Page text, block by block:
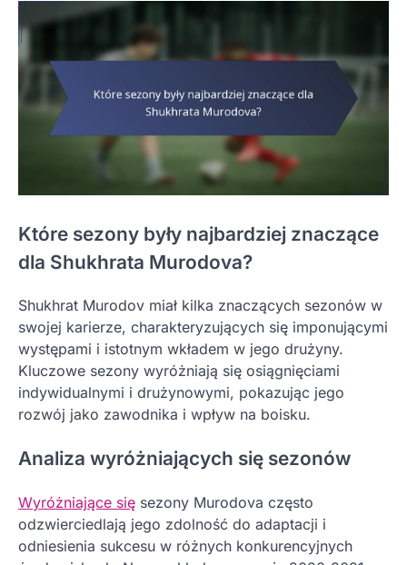
Które sezony były najbardziej znaczące
dla Shukhrata Murodova?
Shukhrat Murodov miał kilka znaczących sezonów w
swojej karierze, charakteryzujących się imponującymi
występami i istotnym wkładem w jego drużyny.
Kluczowe sezony wyróżniają się osiągnięciami
indywidualnymi i drużynowymi, pokazując jego
rozwój jako zawodnika i wpływ na boisku.
Analiza wyróżniających się sezonów
Wyróżniające się sezony Murodova często
odzwierciedlają jego zdolność do adaptacji i
odniesienia sukcesu w różnych konkurencyjnych